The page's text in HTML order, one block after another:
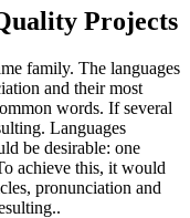
Projects
family. The languages
and their most
words. If several
Languages
be desirable: one
achieve this, it would
pronunciation and